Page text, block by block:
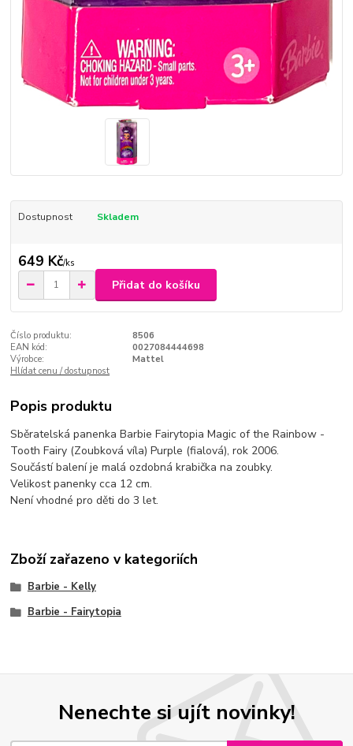
Dostupnost Skladem
649 Kč/ks
Přidat do košíku
Číslo produktu:
8506
EAN kód:
0027084444698
Výrobce:
Mattel
Hlídat cenu / dostupnost
Popis produktu
Sběratelská panenka Barbie Fairytopia Magic of the Rainbow -
Tooth Fairy (Zoubková víla) Purple (fialová), rok 2006.
Součástí balení je malá ozdobná krabička na zoubky.
Velikost panenky cca 12 cm.
Není vhodné pro děti do 3 let.
Zboží zařazeno v kategoriích
Barbie - Kelly
Barbie - Fairytopia
Nenechte si ujít novinky!